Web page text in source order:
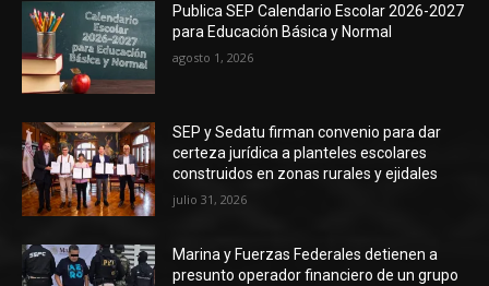
Publica SEP Calendario Escolar 2026-2027
para Educación Básica y Normal
agosto 1, 2026
SEP y Sedatu firman convenio para dar
certeza jurídica a planteles escolares
construidos en zonas rurales y ejidales
julio 31, 2026
Marina y Fuerzas Federales detienen a
presunto operador financiero de un grupo